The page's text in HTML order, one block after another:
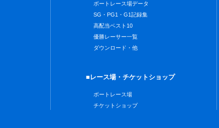
ボートレース場データ
SG・PG1・G1記録集
高配当ベスト10
優勝レーサー一覧
ダウンロード・他
■レース場・チケットショップ
ボートレース場
チケットショップ